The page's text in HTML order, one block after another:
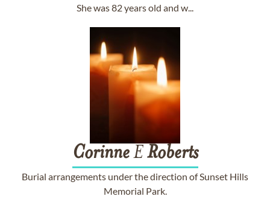
She was 82 years old and w...
CorinneERoberts
Burial arrangements under the direction of Sunset Hills
Memorial Park.